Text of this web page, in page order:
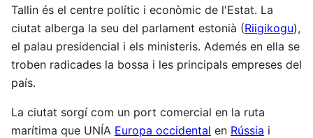
Tallin és el centre polític i econòmic de l'Estat. La
ciutat alberga la seu del parlament estonià (Riigikogu),
el palau presidencial i els ministeris. Ademés en ella se
troben radicades la bossa i les principals empreses del
país.
La ciutat sorgí com un port comercial en la ruta
marítima que UNÍA Europa occidental en Rússia i